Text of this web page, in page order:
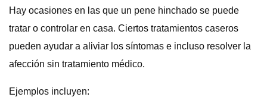
Hay ocasiones en las que un pene hinchado se puede
tratar o controlar en casa. Ciertos tratamientos caseros
pueden ayudar a aliviar los síntomas e incluso resolver la
afección sin tratamiento médico.
Ejemplos incluyen: